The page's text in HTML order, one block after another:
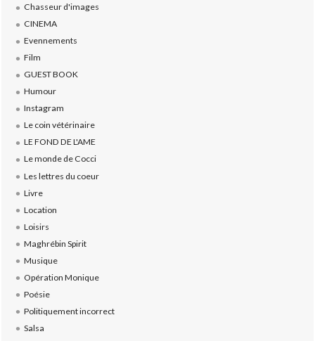
Chasseur d'images
CINEMA
Evennements
Film
GUEST BOOK
Humour
Instagram
Le coin vétérinaire
LE FOND DE L'AME
Le monde de Cocci
Les lettres du coeur
Livre
Location
Loisirs
Maghrébin Spirit
Musique
Opération Monique
Poésie
Politiquement incorrect
Salsa